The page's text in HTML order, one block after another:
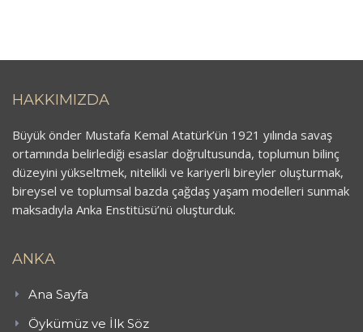
HAKKIMIZDA
Büyük önder Mustafa Kemal Atatürk’ün 1921 yılında savaş
ortamında belirlediği esaslar doğrultusunda, toplumun bilinç
düzeyini yükseltmek, nitelikli ve kariyerli bireyler oluşturmak,
bireysel ve toplumsal bazda çağdaş yaşam modelleri sunmak
maksadıyla Anka Enstitüsü’nü oluşturduk.
ANKA
Ana Sayfa
Öykümüz ve İlk Söz